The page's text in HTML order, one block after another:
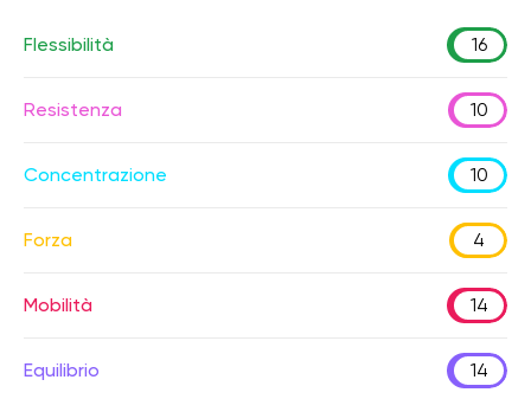
Flessibilità 16
Resistenza 10
Concentrazione 10
Forza 4
Mobilità 14
Equilibrio 14